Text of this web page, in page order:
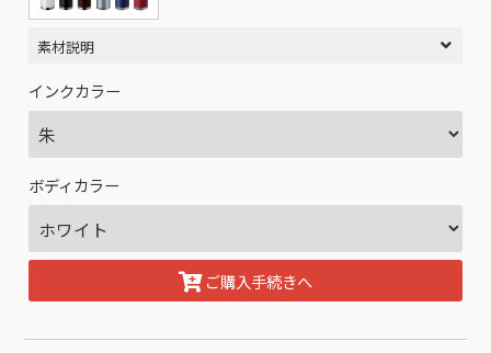
素材説明
インクカラー
ボディカラー
ご購入手続きへ